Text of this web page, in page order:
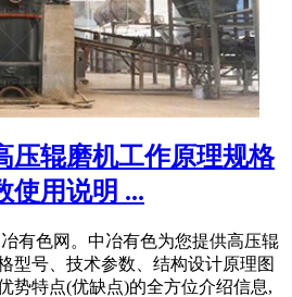
压辊磨机工作原理规格
使用说明 ...
有色网。中冶有色为您提供高压辊
型号、技术参数、结构设计原理图
势特点(优缺点)的全方位介绍信息,